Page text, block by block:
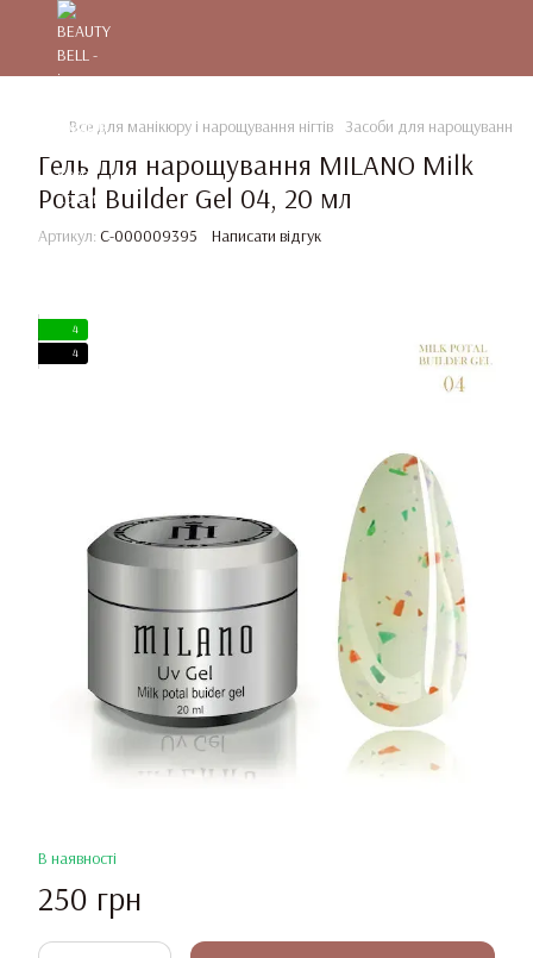
Все для манікюру і нарощування нігтів Засоби для нарощування та
Гель для нарощування MILANO Milk
Potal Builder Gel 04, 20 мл
Артикул: C-000009395 Написати відгук
4
4
В наявності
250 грн